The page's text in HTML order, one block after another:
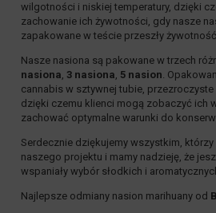
wilgotności i niskiej temperatury, dzięki
zachowanie ich żywotności, gdy nasze
zapakowane w teście przeszły
Nasze nasiona są pakowane w trzech
nasiona, 3 nasiona, 5 nasion.
cannabis w sztywnej tubie,
dzięki czemu klienci mogą zobaczyć ich
zachować optymalne warunki do
Serdecznie dziękujemy wszystkim,
naszego projektu i mamy nadzieję, że
wspaniały wybór słodkich i
Najlepsze odmiany nasion marihuany od